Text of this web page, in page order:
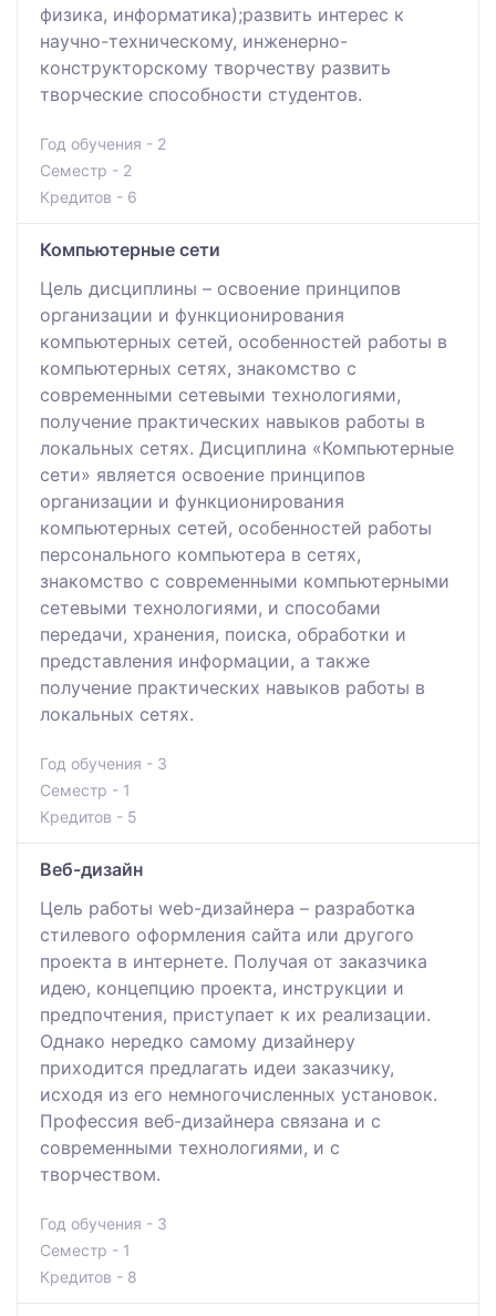
физика, информатика);развить интерес к
научно-техническому, инженерно-
конструкторскому творчеству развить
творческие способности студентов.
Год обучения - 2
Семестр - 2
Кредитов - 6
Компьютерные сети
Цель дисциплины – освоение принципов
организации и функционирования
компьютерных сетей, особенностей работы в
компьютерных сетях, знакомство с
современными сетевыми технологиями,
получение практических навыков работы в
локальных сетях. Дисциплина «Компьютерные
сети» является освоение принципов
организации и функционирования
компьютерных сетей, особенностей работы
персонального компьютера в сетях,
знакомство с современными компьютерными
сетевыми технологиями, и способами
передачи, хранения, поиска, обработки и
представления информации, а также
получение практических навыков работы в
локальных сетях.
Год обучения - 3
Семестр - 1
Кредитов - 5
Веб-дизайн
Цель работы web-дизайнера – разработка
стилевого оформления сайта или другого
проекта в интернете. Получая от заказчика
идею, концепцию проекта, инструкции и
предпочтения, приступает к их реализации.
Однако нередко самому дизайнеру
приходится предлагать идеи заказчику,
исходя из его немногочисленных установок.
Профессия веб-дизайнера связана и с
современными технологиями, и с
творчеством.
Год обучения - 3
Семестр - 1
Кредитов - 8